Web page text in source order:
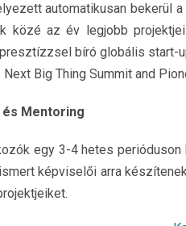
automatikusan bekerül
közé az év legjobb
bíró globális start-
Next Big Thing Summit and
és Mentoring
egy 3-4 hetes
képviselői arra